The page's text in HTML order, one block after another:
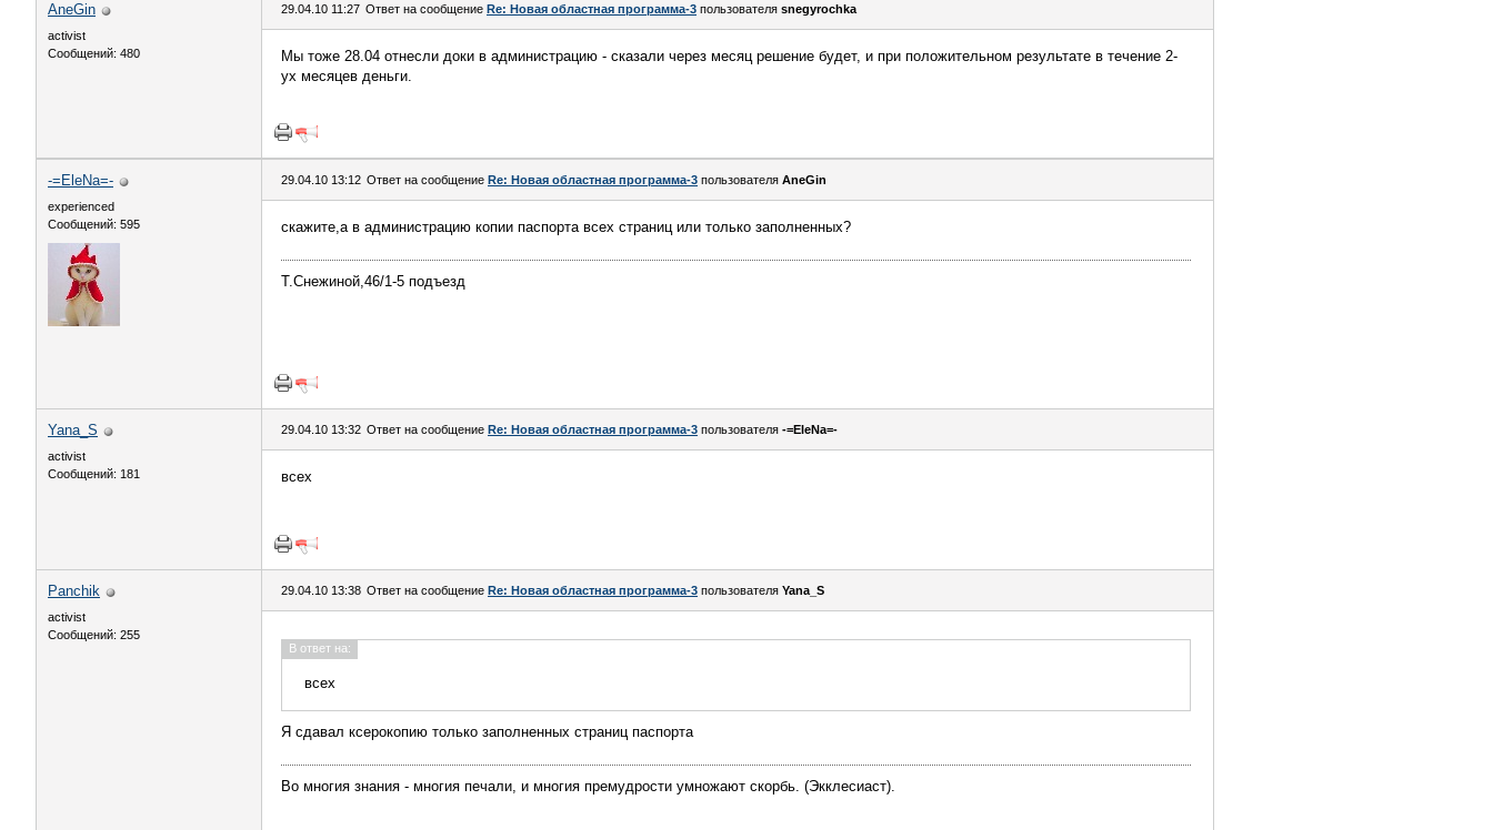
AneGin
activist
Сообщений: 480
29.04.10 11:27 Ответ на сообщение Re: Новая областная программа-3 пользователя snegyrochka
Мы тоже 28.04 отнесли доки в администрацию - сказали через месяц решение будет, и при положительном результате в течение 2-
ух месяцев деньги.
-=EleNa=-
experienced
Сообщений: 595
29.04.10 13:12 Ответ на сообщение Re: Новая областная программа-3 пользователя AneGin
скажите,а в администрацию копии паспорта всех страниц или только заполненных?
Т.Снежиной,46/1-5 подъезд
Yana_S
activist
Сообщений: 181
29.04.10 13:32 Ответ на сообщение Re: Новая областная программа-3 пользователя -=EleNa=-
всех
Panchik
activist
Сообщений: 255
29.04.10 13:38 Ответ на сообщение Re: Новая областная программа-3 пользователя Yana_S
В ответ на:
всех
Я сдавал ксерокопию только заполненных страниц паспорта
Во многия знания - многия печали, и многия премудрости умножают скорбь. (Экклесиаст).